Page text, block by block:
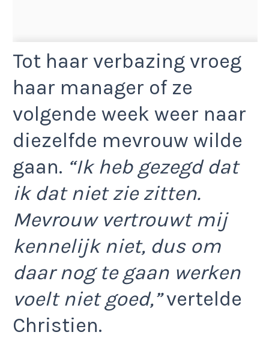
Tot haar verbazing vroeg
haar manager of ze
volgende week weer naar
diezelfde mevrouw wilde
gaan. “Ik heb gezegd dat
ik dat niet zie zitten.
Mevrouw vertrouwt mij
kennelijk niet, dus om
daar nog te gaan werken
voelt niet goed,”vertelde
Christien.